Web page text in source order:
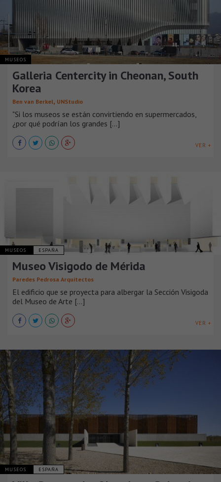
MUSEOS
Galleria Centercity in Cheonan, South
Korea
Ben van Berkel, UNStudio
"Si los museos se están convirtiendo en supermercados,
¿por qué podrían los grandes [...]
VER +
MUSEOS ESPAÑA
Museo Visigodo de Mérida
Paredes Pedrosa Arquitectos
El edificio que se proyecta para albergar la Sección Visigoda
del Museo de Arte [...]
VER +
MUSEOS ESPAÑA